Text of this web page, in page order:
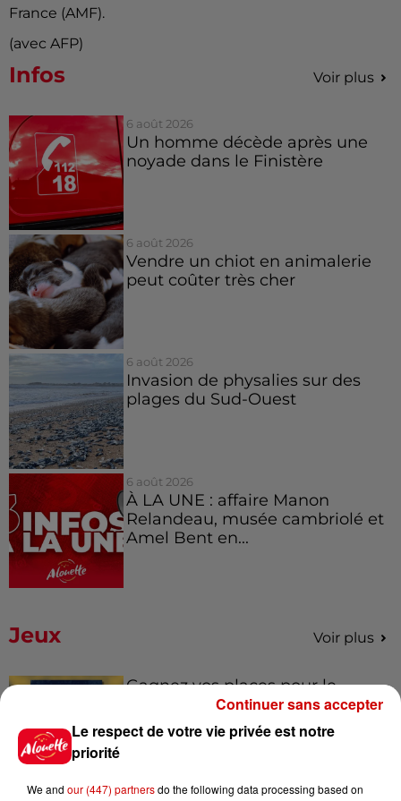
France (AMF).
(avec AFP)
Infos Voir plus
6 août 2026
Un homme décède après une
noyade dans le Finistère
6 août 2026
Vendre un chiot en animalerie
peut coûter très cher
6 août 2026
Invasion de physalies sur des
plages du Sud-Ouest
6 août 2026
À LA UNE : affaire Manon
Relandeau, musée cambriolé et
Amel Bent en...
Jeux Voir plus
Gagnez vos places pour le
Festival du Roi Arthur 2026 !
Le respect de votre vie privée est notre
priorité
We and our (447) partnersdo the following data processing based on
Continuer sans accepter